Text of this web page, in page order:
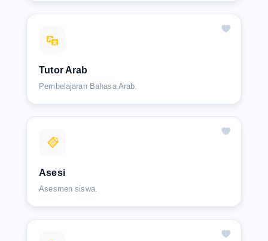
Tutor Arab
Pembelajaran Bahasa Arab.
Asesi
Asesmen siswa.